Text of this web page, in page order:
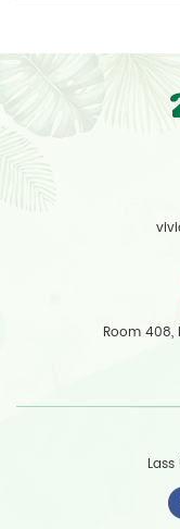
Room 408,